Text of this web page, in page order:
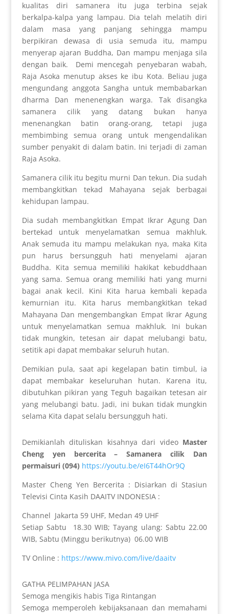
kualitas diri samanera itu juga terbina sejak
berkalpa-kalpa yang lampau. Dia telah melatih diri
dalam masa yang panjang sehingga mampu
berpikiran dewasa di usia semuda itu, mampu
menyerap ajaran Buddha, Dan mampu menjaga sila
dengan baik. Demi mencegah penyebaran wabah,
Raja Asoka menutup akses ke ibu Kota. Beliau juga
mengundang anggota Sangha untuk membabarkan
dharma Dan menenengkan warga. Tak disangka
samanera cilik yang datang bukan hanya
menenangkan batin orang-orang, tetapi juga
membimbing semua orang untuk mengendalikan
sumber penyakit di dalam batin. Ini terjadi di zaman
Raja Asoka.
Samanera cilik itu begitu murni Dan tekun. Dia sudah
membangkitkan tekad Mahayana sejak berbagai
kehidupan lampau.
Dia sudah membangkitkan Empat Ikrar Agung Dan
bertekad untuk menyelamatkan semua makhluk.
Anak semuda itu mampu melakukan nya, maka Kita
pun harus bersungguh hati menyelami ajaran
Buddha. Kita semua memiliki hakikat kebuddhaan
yang sama. Semua orang memiliki hati yang murni
bagai anak kecil. Kini Kita harua kembali kepada
kemurnian itu. Kita harus membangkitkan tekad
Mahayana Dan mengembangkan Empat Ikrar Agung
untuk menyelamatkan semua makhluk. Ini bukan
tidak mungkin, tetesan air dapat melubangi batu,
setitik api dapat membakar seluruh hutan.
Demikian pula, saat api kegelapan batin timbul, ia
dapat membakar keseluruhan hutan. Karena itu,
dibutuhkan pikiran yang Teguh bagaikan tetesan air
yang melubangi batu. Jadi, ini bukan tidak mungkin
selama Kita dapat selalu bersungguh hati.
Demikianlah dituliskan kisahnya dari video Master
Cheng yen bercerita – Samanera cilik Dan
permaisuri (094) https://youtu.be/eI6T44hOr9Q
Master Cheng Yen Bercerita : Disiarkan di Stasiun
Televisi Cinta Kasih DAAITV INDONESIA :
Channel Jakarta 59 UHF, Medan 49 UHF
Setiap Sabtu 18.30 WIB; Tayang ulang: Sabtu 22.00
WIB, Sabtu (Minggu berikutnya) 06.00 WIB
TV Online : https://www.mivo.com/live/daaitv
GATHA PELIMPAHAN JASA
Semoga mengikis habis Tiga Rintangan
Semoga memperoleh kebijaksanaan dan memahami